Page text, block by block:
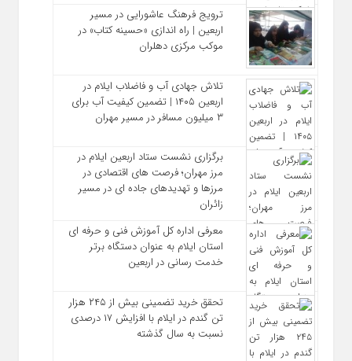
ترویج فرهنگ عاشورایی در مسیر
اربعین | راه‌ اندازی «حسینه کتاب» در
موکب مرکزی دهلران
تلاش جهادی آب و فاضلاب ایلام در
اربعین ۱۴۰۵ | تضمین کیفیت آب برای
۳ میلیون مسافر در مسیر مهران
برگزاری نشست ستاد اربعین ایلام در
مرز مهران؛ فرصت‌ های اقتصادی در
مرزها و تهدیدهای جاده‌ ای در مسیر
زائران
معرفی اداره کل آموزش فنی و حرفه‌ ای
استان ایلام به‌ عنوان دستگاه برتر
خدمت‌ رسانی در اربعین
تحقق خرید تضمینی بیش از ۲۴۵ هزار
تن گندم در ایلام با افزایش ۱۷ درصدی
نسبت به سال گذشته